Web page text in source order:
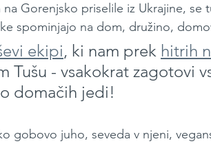
Gorenjsko priselile iz Ukrajine, se
spominjajo na dom, družino,
ekipi, ki nam prek hitrih
Tušu - vsakokrat zagotovi
domačih jedi!
gobovo juho, seveda v njeni,